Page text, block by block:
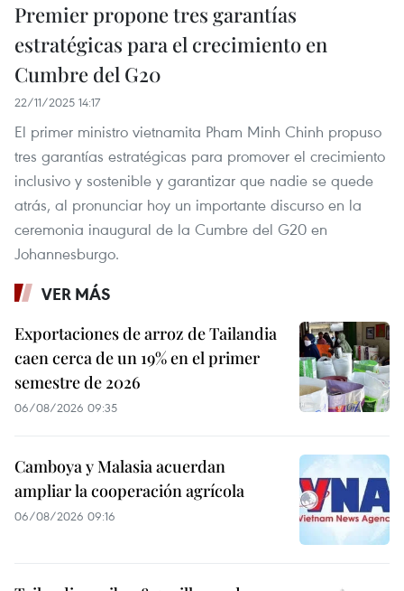
Premier propone tres garantías
estratégicas para el crecimiento en
Cumbre del G20
22/11/2025 14:17
El primer ministro vietnamita Pham Minh Chinh propuso
tres garantías estratégicas para promover el crecimiento
inclusivo y sostenible y garantizar que nadie se quede
atrás, al pronunciar hoy un importante discurso en la
ceremonia inaugural de la Cumbre del G20 en
Johannesburgo.
VER MÁS
Exportaciones de arroz de Tailandia
caen cerca de un 19% en el primer
semestre de 2026
06/08/2026 09:35
Camboya y Malasia acuerdan
ampliar la cooperación agrícola
06/08/2026 09:16